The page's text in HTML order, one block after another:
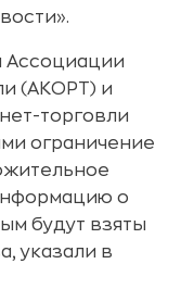
Ассоциации
(АКОРТ) и
торговли
ограничение
о
будут взяты
указали в